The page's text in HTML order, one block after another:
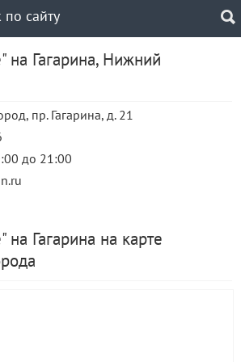
на Гагарина, Нижний
пр. Гагарина, д. 21
до 21:00
Гагарина на карте